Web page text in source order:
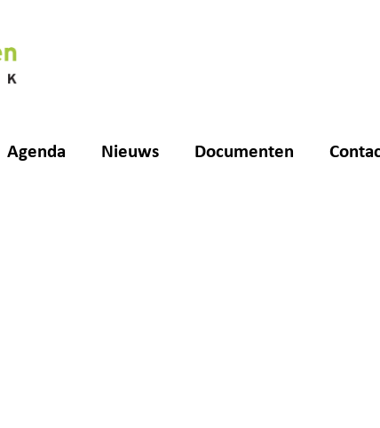
Agenda Nieuws Documenten